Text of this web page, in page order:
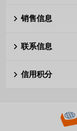
销售信息
联系信息
信用积分